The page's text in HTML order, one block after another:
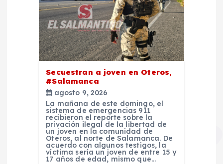
Secuestran a joven en Oteros,
#Salamanca
agosto 9, 2026
La mañana de este domingo, el
sistema de emergencias 911
recibieron el reporte sobre la
privación ilegal de la libertad de
un joven en la comunidad de
Oteros, al norte de Salamanca. De
acuerdo con algunos testigos, la
víctima sería un joven de entre 15 y
17 años de edad, mismo que…